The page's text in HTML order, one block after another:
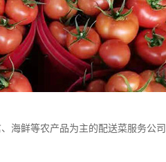
海鲜等农产品为主的配送菜服务公